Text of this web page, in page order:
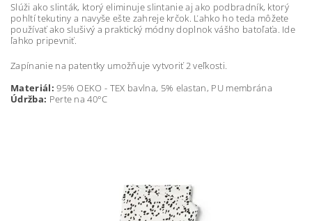
Slúži ako slinták, ktorý eliminuje slintanie aj ako podbradník, ktorý
pohltí tekutiny a navyše ešte zahreje krčok. Ľahko ho teda môžete
používať ako slušivý a praktický módny doplnok vášho batoľaťa. Ide
ľahko pripevniť.
Zapínanie na patentky umožňuje vytvoriť 2 veľkosti.
Materiál: 95% OEKO - TEX bavlna, 5% elastan, PU membrána
Údržba: Perte na 40°C